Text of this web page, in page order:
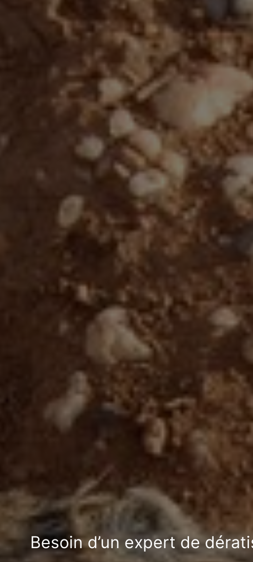
Besoin d’un expert de